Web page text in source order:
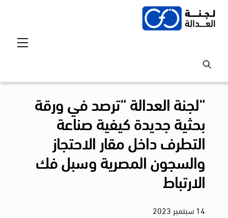
Skip
“لجنة العدالة “ترصد في ورقة
بحثية جديدة كيفية صناعة
التطرف داخل مقار الاحتجاز
والسجون المصرية وسبل فك
الارتباط
14سبتمبر 2023